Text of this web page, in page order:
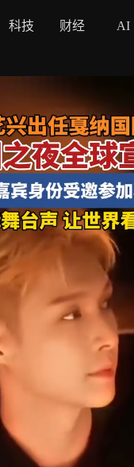
科技 财经 AI